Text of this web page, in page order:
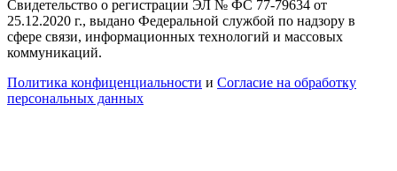
Свидетельство о регистрации ЭЛ № ФС 77-79634 от
25.12.2020 г., выдано Федеральной службой по надзору в
сфере связи, информационных технологий и массовых
коммуникаций.
Политика конфиценциальности и Согласие на обработку
персональных данных